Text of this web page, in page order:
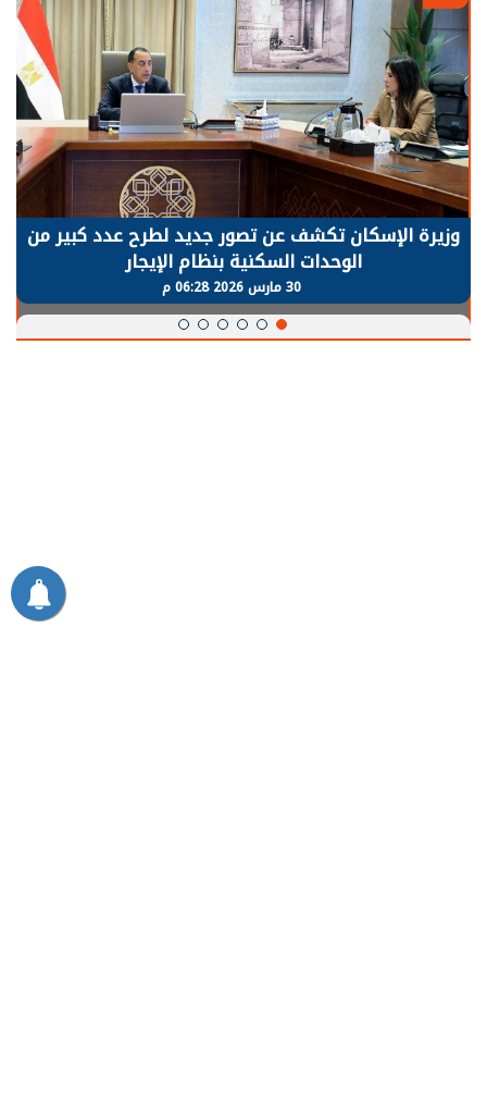
وزيرة الإسكان تكشف عن تصور جديد لطرح عدد كبير من
الوحدات السكنية بنظام الإيجار